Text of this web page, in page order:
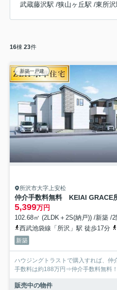
武蔵藤沢駅 /狭山ヶ丘駅 /東所沢
16棟 23件
新築一戸建
所沢市大字上安松
5,399万円
102.68㎡ (2LDK＋2S(納戸)) /新築 /2
西武池袋線「所沢」駅 徒歩17分
新築
ハウジングトラストで購入すれば、仲
販売中の物件